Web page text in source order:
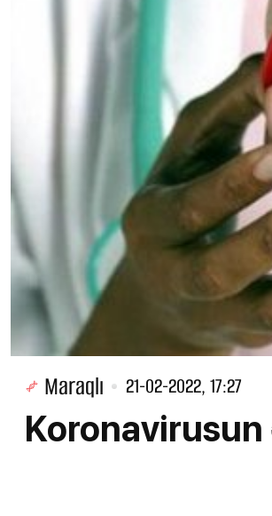
Maraqlı 21-02-2022, 17:27